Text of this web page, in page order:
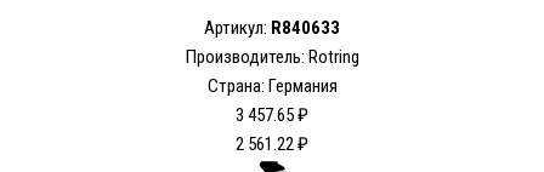
Артикул: R840633
Производитель: Rotring
Страна: Германия
3 457.65 ₽
2 561.22 ₽